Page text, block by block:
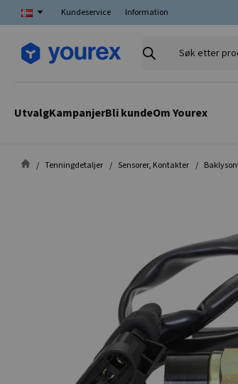
Kundeservice Information
Søk
kategori
UtvalgKampanjerBli kundeOm Yourex
Tenningdetaljer Sensorer, Kontakter